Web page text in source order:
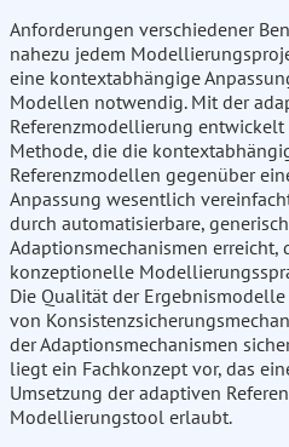
Anforderungen verschiedener
nahezu jedem
eine kontextabhängige
Modellen notwendig. Mit der
Referenzmodellierung
Methode, die die
Referenzmodellen gegenüber
Anpassung wesentlich
durch automatisierbare,
Adaptionsmechanismen
konzeptionelle
Die Qualität der
von
der Adaptionsmechanismen
liegt ein Fachkonzept vor, das
Umsetzung der adaptiven
Modellierungstool erlaubt.